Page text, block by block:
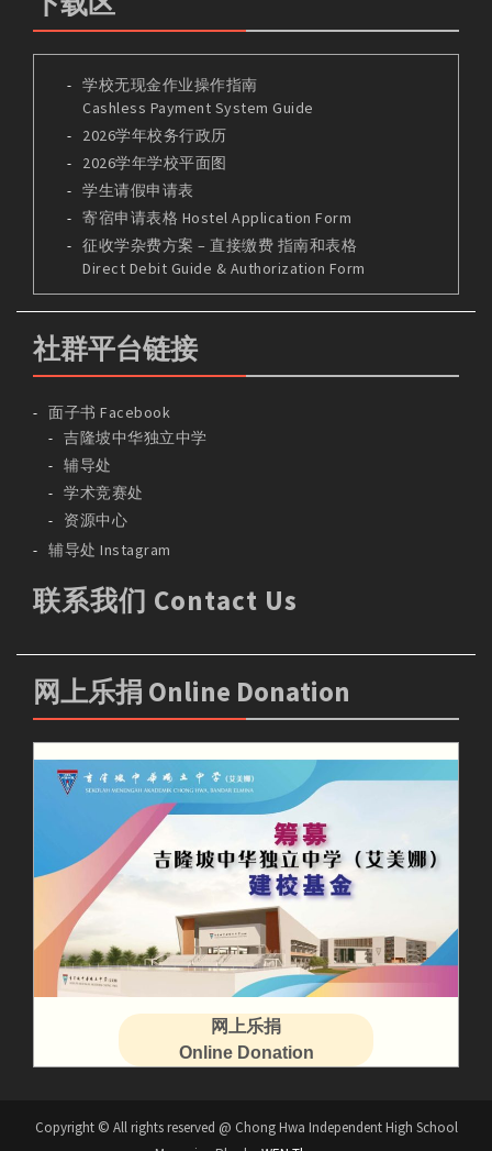
学校无现金作业操作指南
Cashless Payment System Guide
2026学年校务行政历
2026学年学校平面图
学生请假申请表
寄宿申请表格 Hostel Application Form
征收学杂费方案 – 直接缴费 指南和表格
Direct Debit Guide & Authorization Form
社群平台链接
面子书 Facebook
吉隆坡中华独立中学
辅导处
学术竞赛处
资源中心
辅导处 Instagram
联系我们 Contact Us
网上乐捐 Online Donation
网上乐捐
Online Donation
Copyright © All rights reserved @ Chong Hwa Independent High School